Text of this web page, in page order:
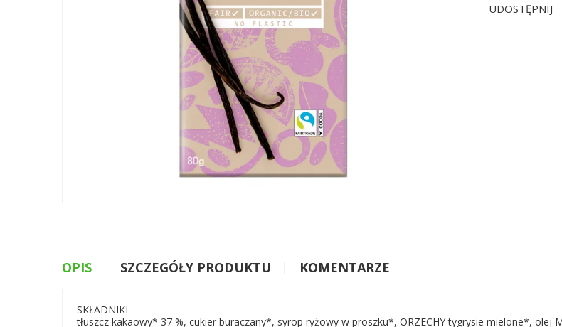
UDOSTĘPNIJ
OPIS SZCZEGÓŁY PRODUKTU KOMENTARZE
SKŁADNIKI
tłuszcz kakaowy* 37 %, cukier buraczany*, syrop ryżowy w proszku*, ORZECHY tygrysie mielone*,